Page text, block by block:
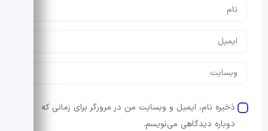
ذخیره نام، ایمیل و وبسایت من در مرورگر برای زمانی که
دوباره دیدگاهی می‌نویسم.